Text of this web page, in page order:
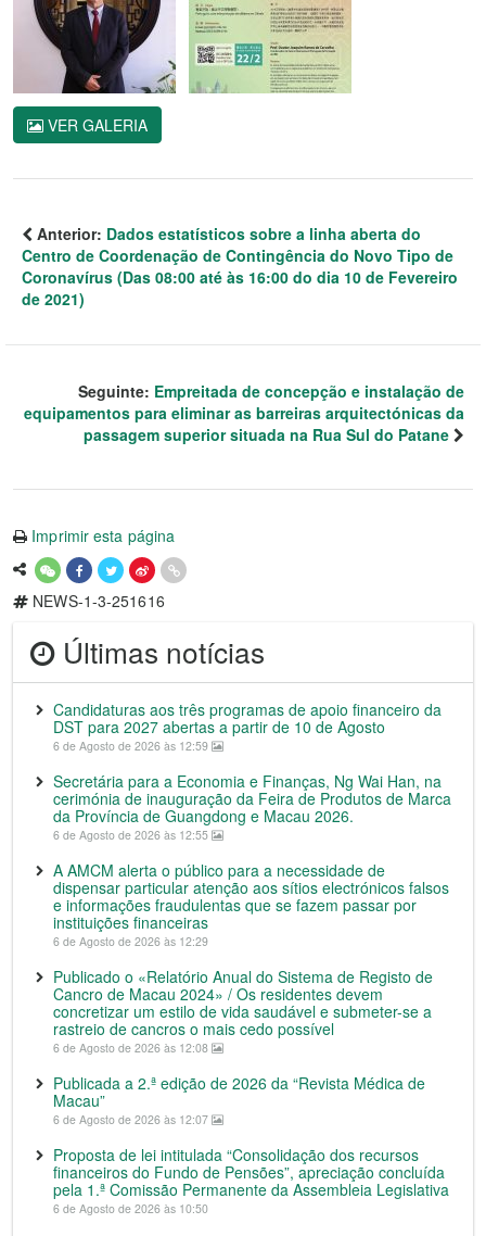
VER GALERIA
Anterior: Dados estatísticos sobre a linha aberta do
Centro de Coordenação de Contingência do Novo Tipo de
Coronavírus (Das 08:00 até às 16:00 do dia 10 de Fevereiro
de 2021)
Seguinte: Empreitada de concepção e instalação de
equipamentos para eliminar as barreiras arquitectónicas da
passagem superior situada na Rua Sul do Patane
Imprimir esta página
NEWS-1-3-251616
Últimas notícias
Candidaturas aos três programas de apoio financeiro da
DST para 2027 abertas a partir de 10 de Agosto
6 de Agosto de 2026 às 12:59
Secretária para a Economia e Finanças, Ng Wai Han, na
cerimónia de inauguração da Feira de Produtos de Marca
da Província de Guangdong e Macau 2026.
6 de Agosto de 2026 às 12:55
A AMCM alerta o público para a necessidade de
dispensar particular atenção aos sítios electrónicos falsos
e informações fraudulentas que se fazem passar por
instituições financeiras
6 de Agosto de 2026 às 12:29
Publicado o «Relatório Anual do Sistema de Registo de
Cancro de Macau 2024» / Os residentes devem
concretizar um estilo de vida saudável e submeter-se a
rastreio de cancros o mais cedo possível
6 de Agosto de 2026 às 12:08
Publicada a 2.ª edição de 2026 da “Revista Médica de
Macau”
6 de Agosto de 2026 às 12:07
Proposta de lei intitulada “Consolidação dos recursos
financeiros do Fundo de Pensões”, apreciação concluída
pela 1.ª Comissão Permanente da Assembleia Legislativa
6 de Agosto de 2026 às 10:50